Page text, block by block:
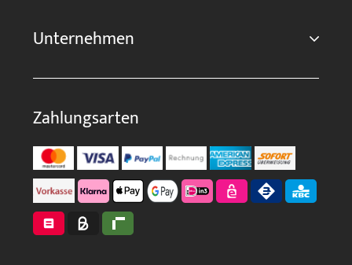
Unternehmen
Zahlungsarten